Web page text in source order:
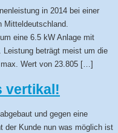
in 2014 bei einer
Mitteldeutschland.
eine 6.5 kW Anlage mit
Leistung beträgt meist um die
max. Wert von 23.805 […]
vertikal!
und gegen eine
der Kunde nun was möglich ist